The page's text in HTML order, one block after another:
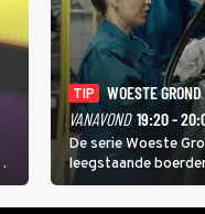
TIP
WOESTE GROND
VANAVOND 19:20 -
De serie Woeste
leegstaande
melkveebedrijf met
dicht bij een Natura